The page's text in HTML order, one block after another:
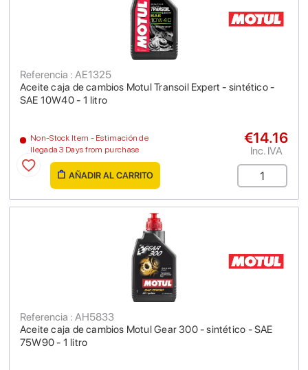
Aceite caja de cambios Motul Transoil Expert - sintético -
SAE 10W40 - 1 litro
Referencia : AE1325
Non-Stock Item - Estimación de
llegada 3 Days from purchase
€14.16
Inc. IVA
AÑADIR AL CARRITO
Aceite caja de cambios Motul Gear 300 - sintético - SAE
75W90 - 1 litro
Referencia : AH5833